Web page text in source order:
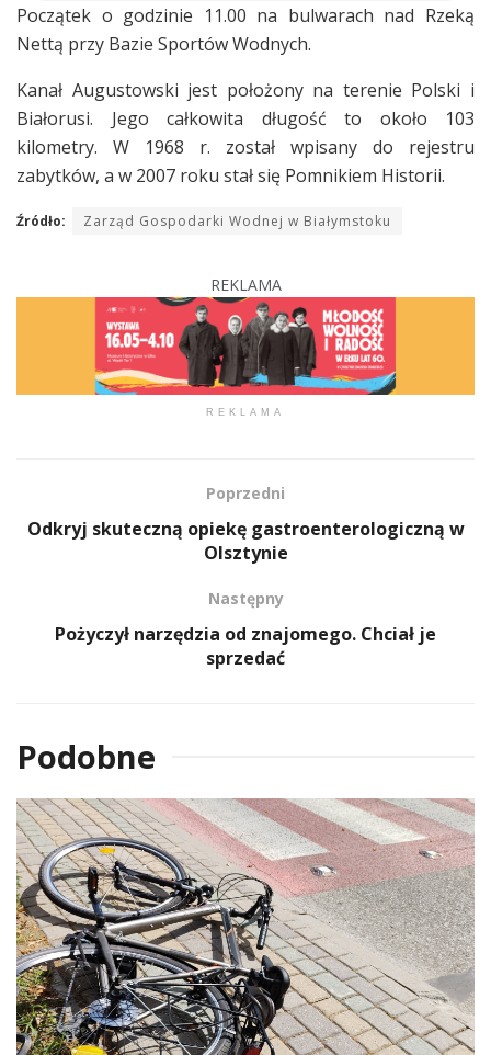
Początek o godzinie 11.00 na bulwarach nad Rzeką
Nettą przy Bazie Sportów Wodnych.
Kanał Augustowski jest położony na terenie Polski i
Białorusi. Jego całkowita długość to około 103
kilometry. W 1968 r. został wpisany do rejestru
zabytków, a w 2007 roku stał się Pomnikiem Historii.
Źródło: Zarząd Gospodarki Wodnej w Białymstoku
REKLAMA
REKLAMA
Poprzedni
Odkryj skuteczną opiekę gastroenterologiczną w
Olsztynie
Następny
Pożyczył narzędzia od znajomego. Chciał je
sprzedać
Podobne